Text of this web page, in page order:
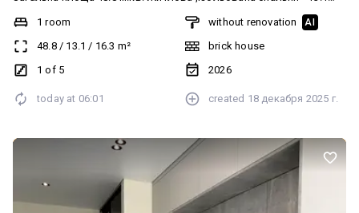
м.кв.. Коридор 4.6 м.кв. Гардероб - 2.8 м.кв. Кухня -вітальня - 16.3
м.кв. Санвузол - 7.4 м.кв. Тераса - 4.6 м.кв.
1 room
48.8/ 13.1 / 16.3 m²
1 of 5
without renovation AI
brick house
2026
today at 06:01 created 18 декабря 2025 г.